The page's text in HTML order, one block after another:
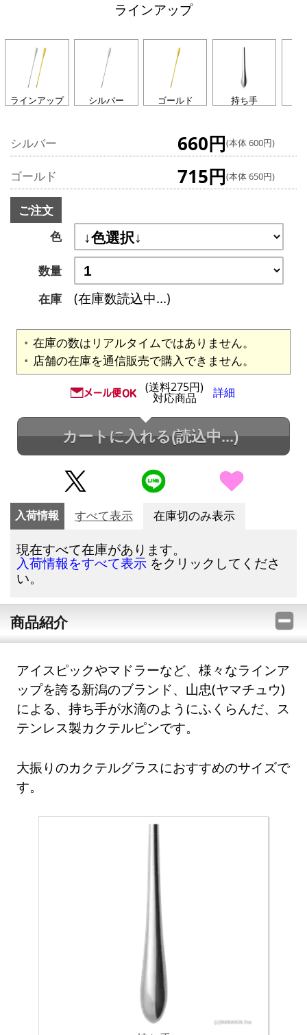
ラインアップ
ラインアップ シルバー ゴールド 持ち手
シルバー 660円(本体 600円)
ゴールド 715円(本体 650円)
ご注文
色
数量
在庫
(在庫数読込中...)
在庫の数はリアルタイムではありません。
店舗の在庫を通信販売で購入できません。
(送料275円)
対応商品 詳細
カートに入れる(読込中...)
入荷情報 すべて表示 在庫切のみ表示
現在すべて在庫があります。
入荷情報をすべて表示 をクリックしてくださ
い。
商品紹介
アイスピックやマドラーなど、様々なラインア
ップを誇る新潟のブランド、山忠(ヤマチュウ)
による、持ち手が水滴のようにふくらんだ、ス
テンレス製カクテルピンです。
大振りのカクテルグラスにおすすめのサイズで
す。